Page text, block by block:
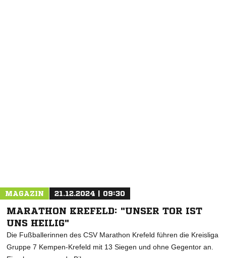
MAGAZIN 21.12.2024 | 09:30
MARATHON KREFELD: "UNSER TOR IST
UNS HEILIG"
Die Fußballerinnen des CSV Marathon Krefeld führen die Kreisliga
Gruppe 7 Kempen-Krefeld mit 13 Siegen und ohne Gegentor an.